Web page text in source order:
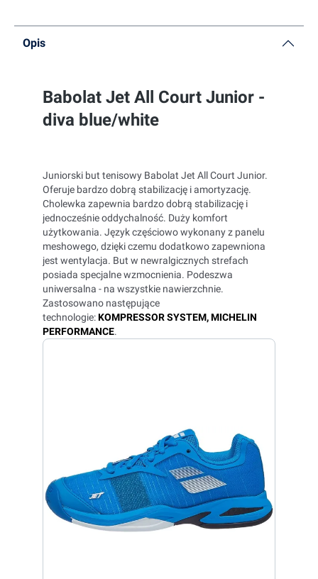
Opis
Babolat Jet All Court Junior -
diva blue/white
Juniorski but tenisowy Babolat Jet All Court Junior.
Oferuje bardzo dobrą stabilizację i amortyzację.
Cholewka zapewnia bardzo dobrą stabilizację i
jednocześnie oddychalność. Duży komfort
użytkowania. Język częściowo wykonany z panelu
meshowego, dzięki czemu dodatkowo zapewniona
jest wentylacja. But w newralgicznych strefach
posiada specjalne wzmocnienia. Podeszwa
uniwersalna - na wszystkie nawierzchnie.
Zastosowano następujące
technologie:KOMPRESSOR SYSTEM, MICHELIN
PERFORMANCE.